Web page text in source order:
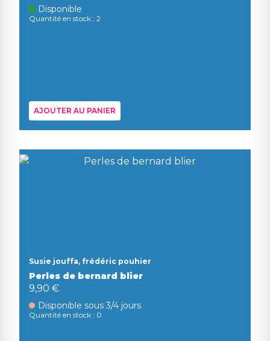
Disponible
Quantité en stock : 2
AJOUTER AU PANIER
Susie jouffa, frédéric pouhier
Perles de bernard blier
9,90 €
Disponible sous 3/4 jours
Quantité en stock : 0